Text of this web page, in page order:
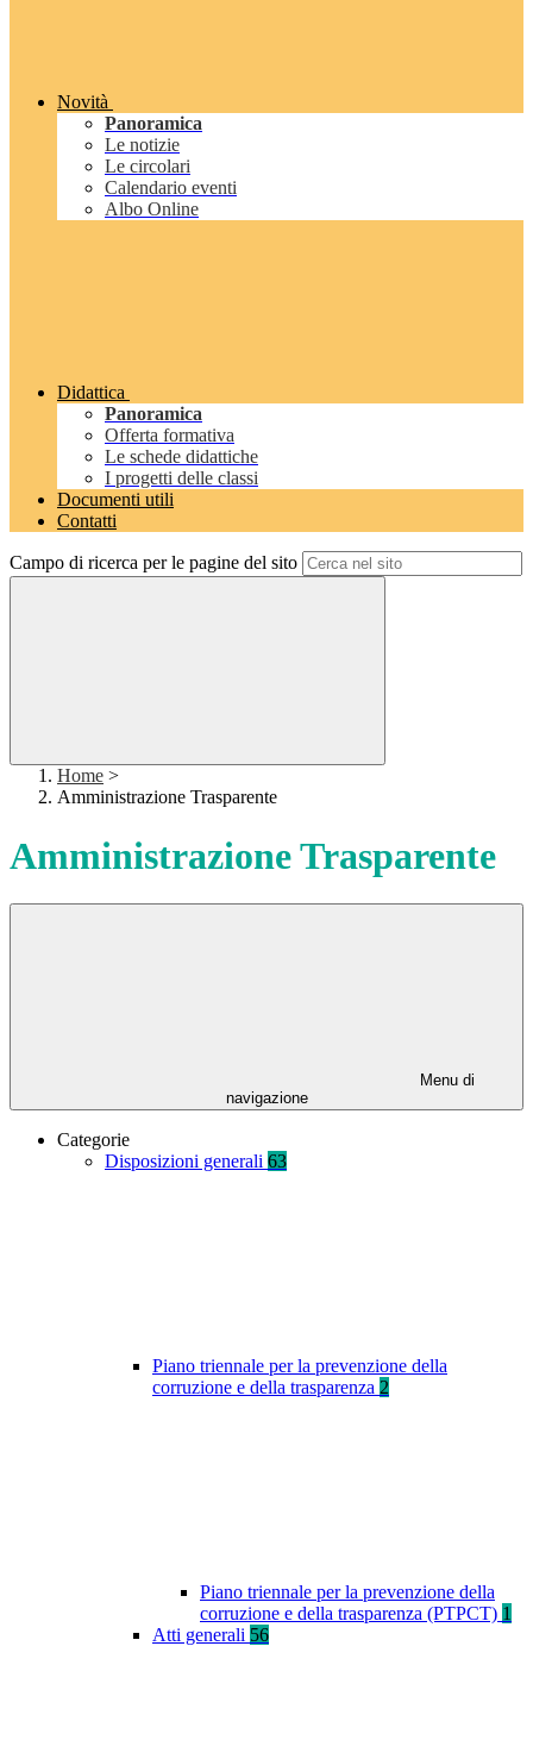
Novità
Panoramica
Le notizie
Le circolari
Calendario eventi
Albo Online
Didattica
Panoramica
Offerta formativa
Le schede didattiche
I progetti delle classi
Documenti utili
Contatti
Campo di ricerca per le pagine del sito
Home >
Amministrazione Trasparente
Amministrazione Trasparente
Menu di
navigazione
Categorie
Disposizioni generali 63
Piano triennale per la prevenzione della
corruzione e della trasparenza 2
Piano triennale per la prevenzione della
corruzione e della trasparenza (PTPCT) 1
Atti generali 56